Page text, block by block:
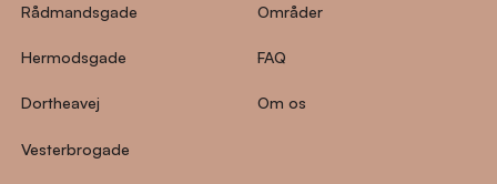
Rådmandsgade
Hermodsgade
Dortheavej
Vesterbrogade
Områder
FAQ
Om os